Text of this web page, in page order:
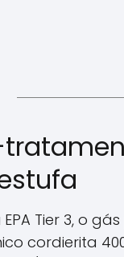
Tier 3, o
cordierita